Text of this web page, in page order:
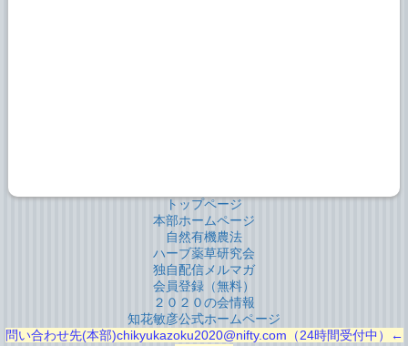
トップページ
本部ホームページ
自然有機農法
ハーブ薬草研究会
独自配信メルマガ
会員登録（無料）
２０２０の会情報
知花敏彦公式ホームページ
問い合わせ先(本部)chikyukazoku2020@nifty.com（24時間受付中）←